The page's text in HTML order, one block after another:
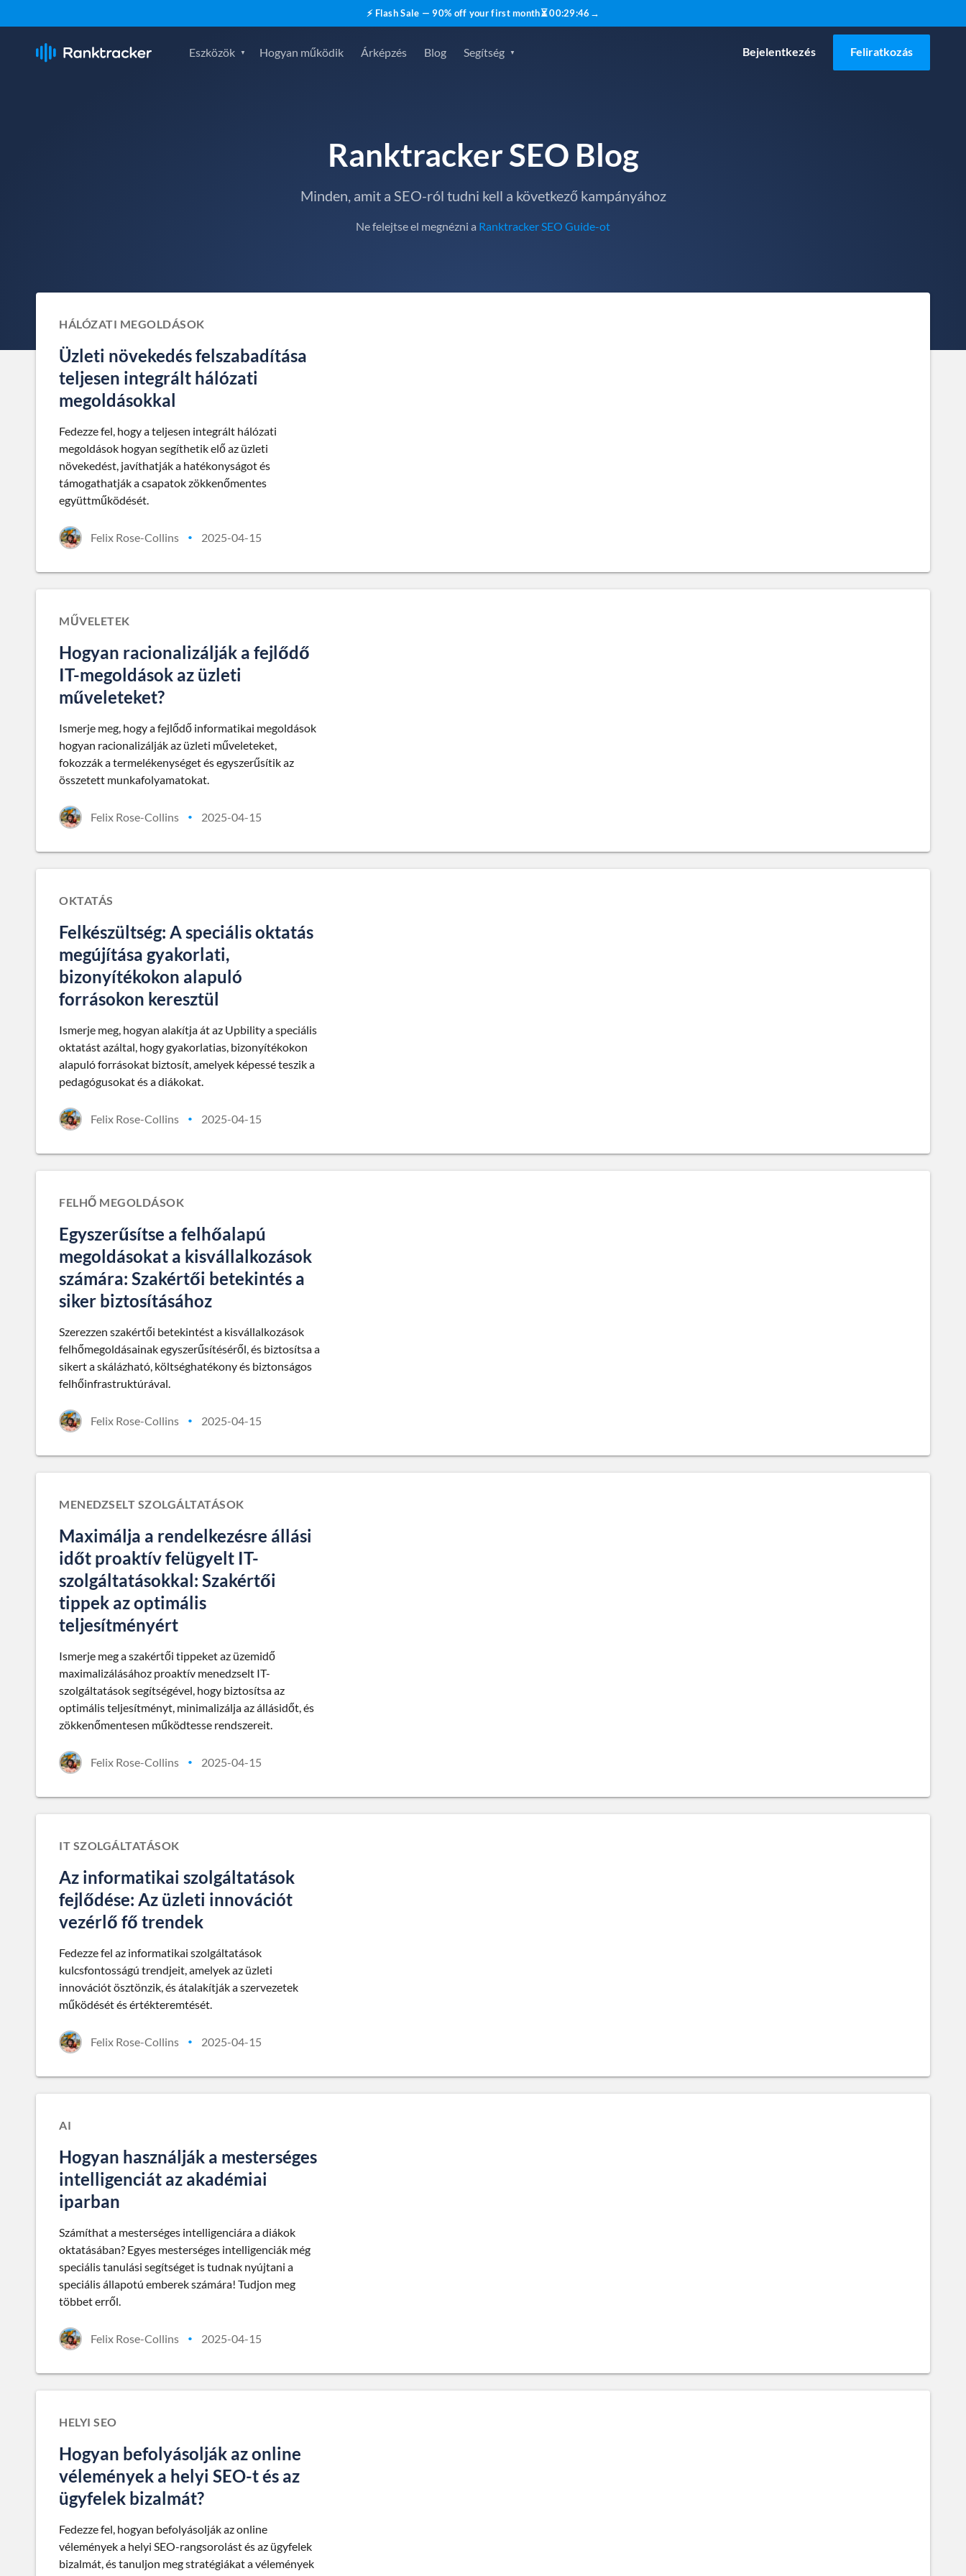
⚡ Flash Sale — 90% off your first month⏳00:29:45 →
Eszközök Hogyan működik Árképzés Blog Segítség Bejelentkezés Feliratkozás
Ranktracker SEO Blog
Minden, amit a SEO-ról tudni kell a következő kampányához
Ne felejtse el megnézni a Ranktracker SEO Guide-ot
HÁLÓZATI MEGOLDÁSOK
Üzleti növekedés felszabadítása
teljesen integrált hálózati
megoldásokkal
Fedezze fel, hogy a teljesen integrált hálózati
megoldások hogyan segíthetik elő az üzleti
növekedést, javíthatják a hatékonyságot és
támogathatják a csapatok zökkenőmentes
együttműködését.
Felix Rose-Collins • 2025-04-15
MŰVELETEK
Hogyan racionalizálják a fejlődő
IT-megoldások az üzleti
műveleteket?
Ismerje meg, hogy a fejlődő informatikai megoldások
hogyan racionalizálják az üzleti műveleteket,
fokozzák a termelékenységet és egyszerűsítik az
összetett munkafolyamatokat.
Felix Rose-Collins • 2025-04-15
OKTATÁS
Felkészültség: A speciális oktatás
megújítása gyakorlati,
bizonyítékokon alapuló
forrásokon keresztül
Ismerje meg, hogyan alakítja át az Upbility a speciális
oktatást azáltal, hogy gyakorlatias, bizonyítékokon
alapuló forrásokat biztosít, amelyek képessé teszik a
pedagógusokat és a diákokat.
Felix Rose-Collins • 2025-04-15
FELHŐ MEGOLDÁSOK
Egyszerűsítse a felhőalapú
megoldásokat a kisvállalkozások
számára: Szakértői betekintés a
siker biztosításához
Szerezzen szakértői betekintést a kisvállalkozások
felhőmegoldásainak egyszerűsítéséről, és biztosítsa a
sikert a skálázható, költséghatékony és biztonságos
felhőinfrastruktúrával.
Felix Rose-Collins • 2025-04-15
MENEDZSELT SZOLGÁLTATÁSOK
Maximálja a rendelkezésre állási
időt proaktív felügyelt IT-
szolgáltatásokkal: Szakértői
tippek az optimális
teljesítményért
Ismerje meg a szakértői tippeket az üzemidő
maximalizálásához proaktív menedzselt IT-
szolgáltatások segítségével, hogy biztosítsa az
optimális teljesítményt, minimalizálja az állásidőt, és
zökkenőmentesen működtesse rendszereit.
Felix Rose-Collins • 2025-04-15
IT SZOLGÁLTATÁSOK
Az informatikai szolgáltatások
fejlődése: Az üzleti innovációt
vezérlő fő trendek
Fedezze fel az informatikai szolgáltatások
kulcsfontosságú trendjeit, amelyek az üzleti
innovációt ösztönzik, és átalakítják a szervezetek
működését és értékteremtését.
Felix Rose-Collins • 2025-04-15
AI
Hogyan használják a mesterséges
intelligenciát az akadémiai
iparban
Számíthat a mesterséges intelligenciára a diákok
oktatásában? Egyes mesterséges intelligenciák még
speciális tanulási segítséget is tudnak nyújtani a
speciális állapotú emberek számára! Tudjon meg
többet erről.
Felix Rose-Collins • 2025-04-15
HELYI SEO
Hogyan befolyásolják az online
vélemények a helyi SEO-t és az
ügyfelek bizalmát?
Fedezze fel, hogyan befolyásolják az online
vélemények a helyi SEO-rangsorolást és az ügyfelek
bizalmát, és tanuljon meg stratégiákat a vélemények